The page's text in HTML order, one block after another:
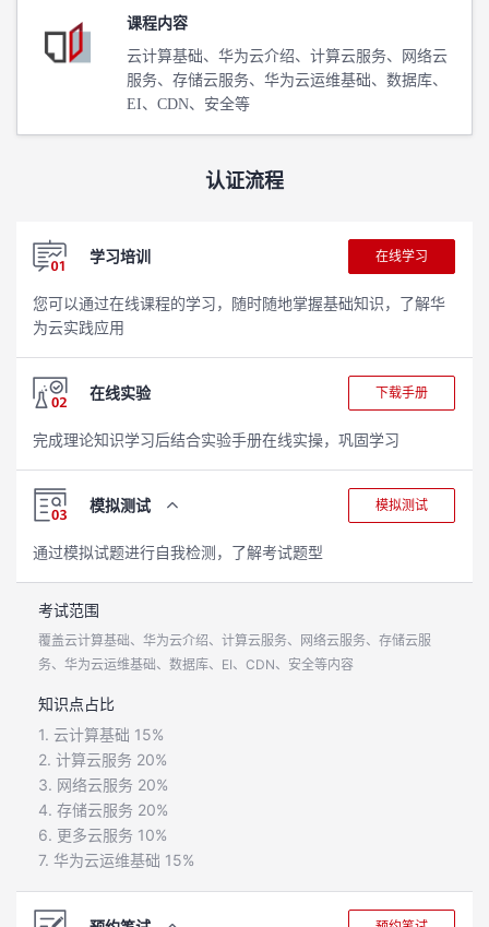
径
课
实
我
注
伴
赋
能
我
的
课
我
的
证
我
实
验
的
收
藏
云
认
证
查
看
更
多
实
营
讯
课程内容
云计算基础、华为云介绍、计算云服务、网络云
服务、存储云服务、华为云运维基础、数据库、
EI、CDN、安全等
认证流程
学习培训
您可以通过在线课程的学习，随时随地掌握基础知识，了解华
为云实践应用
在线学习
在线实验
完成理论知识学习后结合实验手册在线实操，巩固学习
下载手册
模拟测试
通过模拟试题进行自我检测，了解考试题型
考试范围
覆盖云计算基础、华为云介绍、计算云服务、网络云服务、存储云服
务、华为云运维基础、数据库、EI、CDN、安全等内容
知识点占比
1. 云计算基础 15%
2. 计算云服务 20%
3. 网络云服务 20%
4. 存储云服务 20%
6. 更多云服务 10%
7. 华为云运维基础 15%
模拟测试